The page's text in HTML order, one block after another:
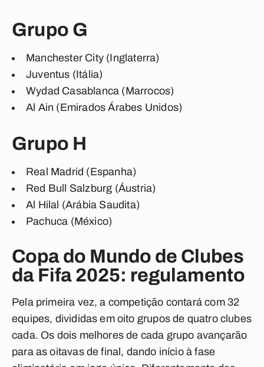
Grupo G
Manchester City (Inglaterra)
Juventus (Itália)
Wydad Casablanca (Marrocos)
Al Ain (Emirados Árabes Unidos)
Grupo H
Real Madrid (Espanha)
Red Bull Salzburg (Áustria)
Al Hilal (Arábia Saudita)
Pachuca (México)
Copa do Mundo de Clubes
da Fifa 2025: regulamento
Pela primeira vez, a competição contará com 32
equipes, divididas em oito grupos de quatro clubes
cada. Os dois melhores de cada grupo avançarão
para as oitavas de final, dando início à fase